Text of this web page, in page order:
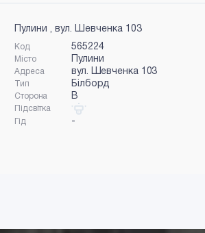
Пулини , вул. Шевченка 103
Код 565224
Місто Пулини
Адреса вул. Шевченка 103
Тип Білборд
Сторона B
Підсвітка
Гід
-